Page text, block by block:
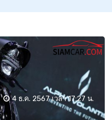
4 ธ.ค. 2567 เวลา 17:27 น.